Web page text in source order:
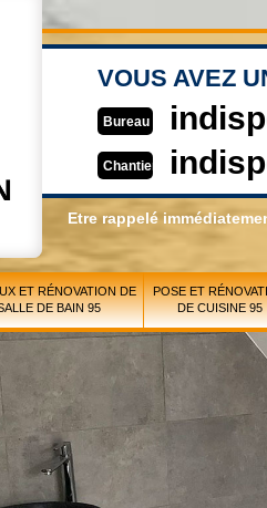
VOUS AVEZ
Bureau
Chantier
Etre rappelé
ET RÉNOVATION DE
DE BAIN 95
POSE ET
DE CUISINE 95